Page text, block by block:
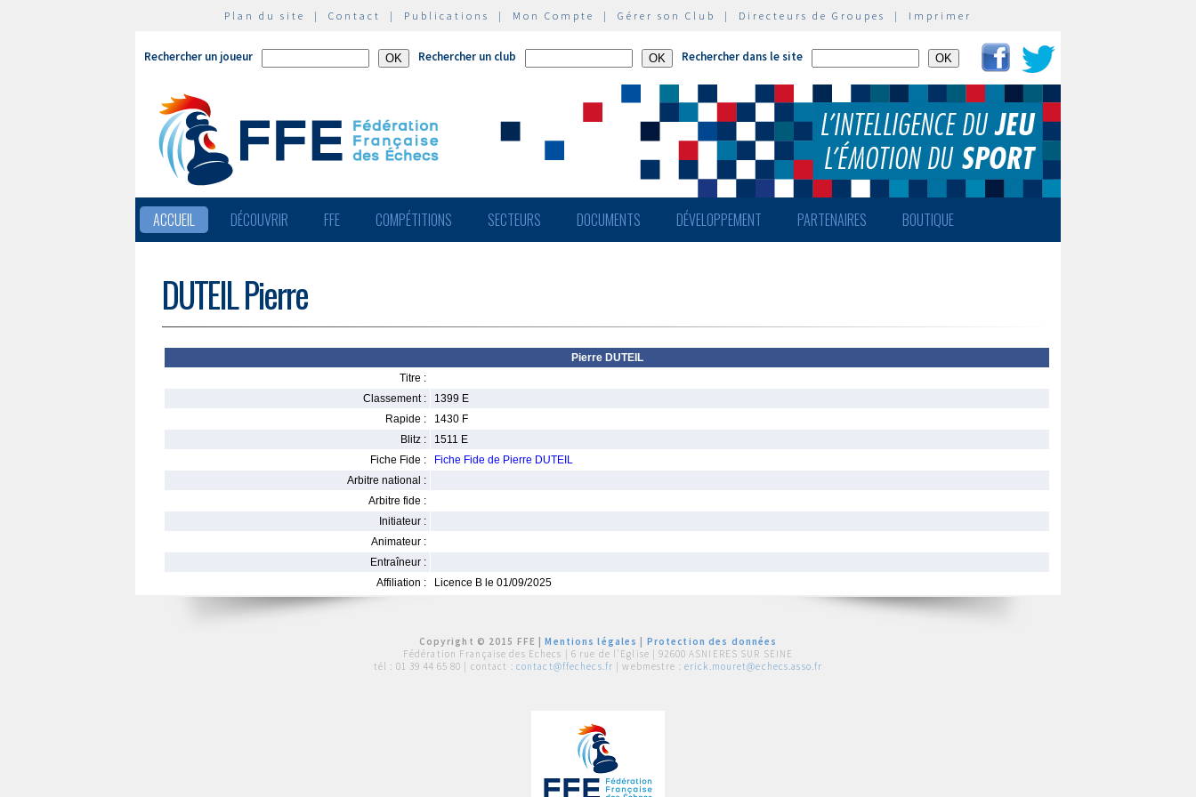
Plan du site | Contact | Publications | Mon Compte | Gérer son Club | Directeurs de Groupes | Imprimer
Rechercher un joueur Rechercher un club Rechercher dans le site
ACCUEIL DÉCOUVRIR FFE COMPÉTITIONS SECTEURS DOCUMENTS DÉVELOPPEMENT PARTENAIRES BOUTIQUE
DUTEIL Pierre
Pierre DUTEIL
Titre :
Classement :
1399 E
Rapide :
1430 F
Blitz :
1511 E
Fiche Fide :
Fiche Fide de Pierre DUTEIL
Arbitre national :
Arbitre fide :
Initiateur :
Animateur :
Entraîneur :
Affiliation :
Licence B le 01/09/2025
Copyright © 2015 FFE |Mentions légales
Protection des données
Fédération Française des Echecs | 6 rue de l'Eglise | 92600 ASNIERES SUR SEINE
tél : 01 39 44 65 80 | contact : contact@ffechecs.fr | webmestre : erick.mouret@echecs.asso.fr